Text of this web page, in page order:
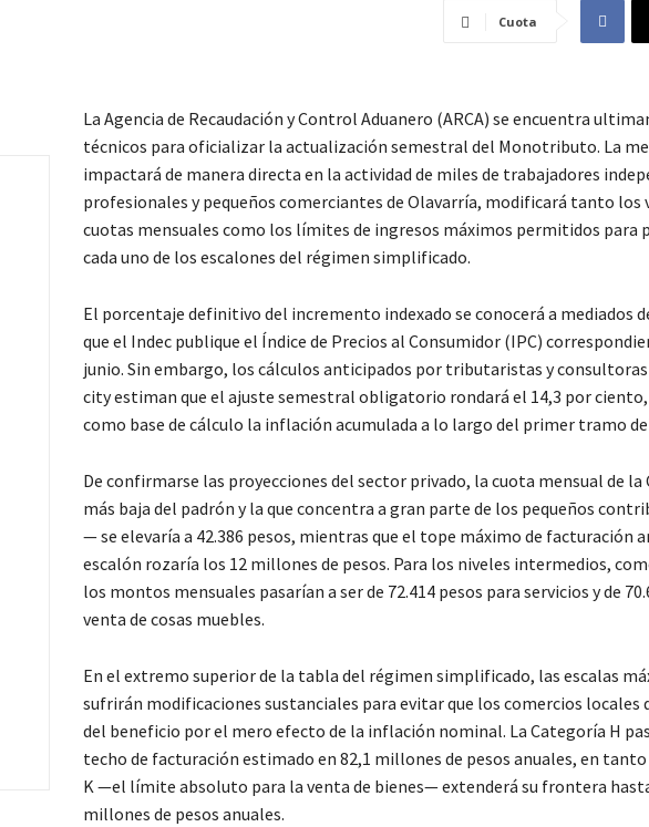
Cuota
La Agencia de Recaudación y Control Aduanero (ARCA) se encuentra
técnicos para oficializar la actualización semestral del Monotributo. La
impactará de manera directa en la actividad de miles de trabajadores
profesionales y pequeños comerciantes de Olavarría, modificará tanto los
cuotas mensuales como los límites de ingresos máximos permitidos para
cada uno de los escalones del régimen simplificado.
El porcentaje definitivo del incremento indexado se conocerá a mediados
que el Indec publique el Índice de Precios al Consumidor (IPC)
junio. Sin embargo, los cálculos anticipados por tributaristas y consultoras
city estiman que el ajuste semestral obligatorio rondará el 14,3 por
como base de cálculo la inflación acumulada a lo largo del primer tramo
De confirmarse las proyecciones del sector privado, la cuota mensual de
más baja del padrón y la que concentra a gran parte de los pequeños
— se elevaría a 42.386 pesos, mientras que el tope máximo de facturación
escalón rozaría los 12 millones de pesos. Para los niveles intermedios,
los montos mensuales pasarían a ser de 72.414 pesos para servicios y de
venta de cosas muebles.
En el extremo superior de la tabla del régimen simplificado, las escalas
sufrirán modificaciones sustanciales para evitar que los comercios locales
del beneficio por el mero efecto de la inflación nominal. La Categoría H
techo de facturación estimado en 82,1 millones de pesos anuales, en
K —el límite absoluto para la venta de bienes— extenderá su frontera
millones de pesos anuales.